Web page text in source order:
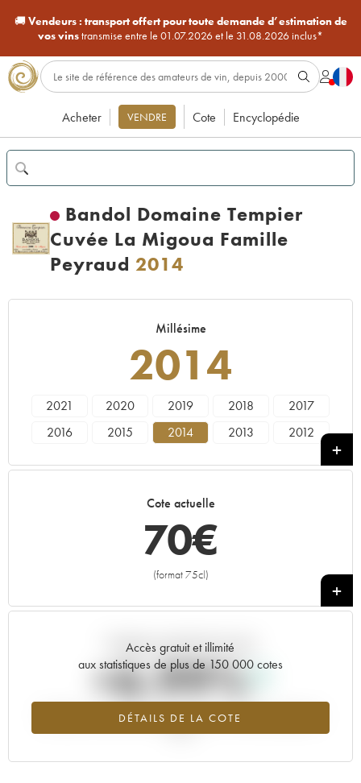
🚚Vendeurs : transport offert pour toute demande d’estimation de
vos vinstransmise entre le 01.07.2026 et le 31.08.2026 inclus*
Acheter VENDRE Cote Encyclopédie
Bandol Domaine Tempier
Cuvée La Migoua Famille
Peyraud 2014
Millésime
2014
2021 2020 2019 2018
2017
2016
2015 2014 2013
2012
1998
1986
Cote actuelle
70€
(format 75cl)
+
Accès gratuit et illimité
aux statistiques de plus de 150 000 cotes
DÉTAILS DE LA COTE
Tendance actuelle de la cote
+6.99%
Tendance à la hausse du millésime 2014 en 2026 par rapport à